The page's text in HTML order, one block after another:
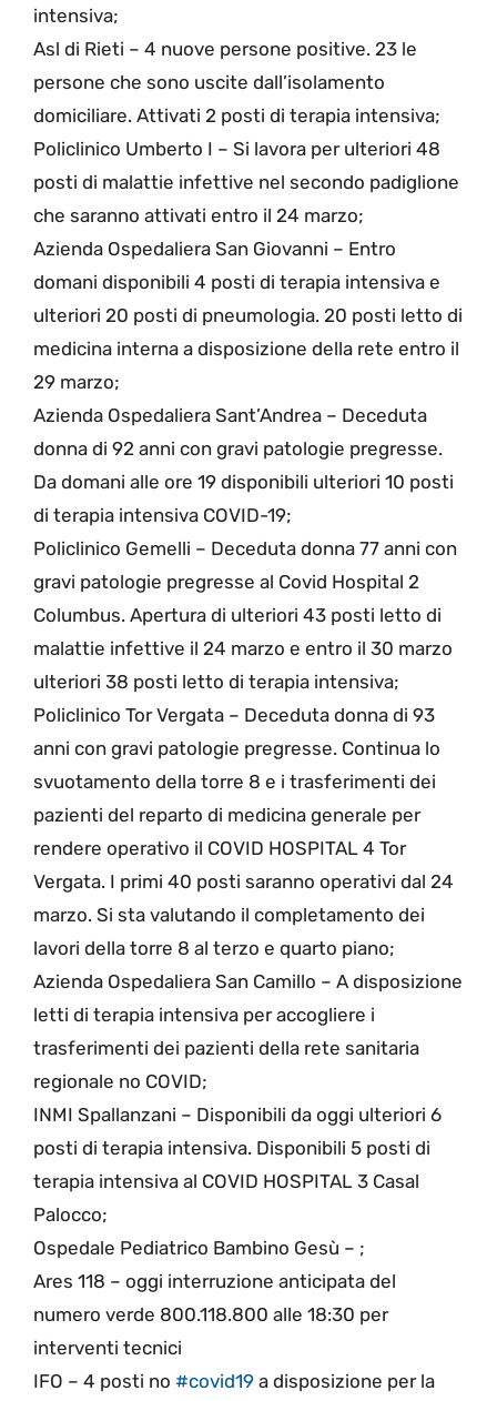
intensiva;
Asl di Rieti – 4 nuove persone positive. 23 le
persone che sono uscite dall’isolamento
domiciliare. Attivati 2 posti di terapia intensiva;
Policlinico Umberto I – Si lavora per ulteriori 48
posti di malattie infettive nel secondo padiglione
che saranno attivati entro il 24 marzo;
Azienda Ospedaliera San Giovanni – Entro
domani disponibili 4 posti di terapia intensiva e
ulteriori 20 posti di pneumologia. 20 posti letto di
medicina interna a disposizione della rete entro il
29 marzo;
Azienda Ospedaliera Sant’Andrea – Deceduta
donna di 92 anni con gravi patologie pregresse.
Da domani alle ore 19 disponibili ulteriori 10 posti
di terapia intensiva COVID-19;
Policlinico Gemelli – Deceduta donna 77 anni con
gravi patologie pregresse al Covid Hospital 2
Columbus. Apertura di ulteriori 43 posti letto di
malattie infettive il 24 marzo e entro il 30 marzo
ulteriori 38 posti letto di terapia intensiva;
Policlinico Tor Vergata – Deceduta donna di 93
anni con gravi patologie pregresse. Continua lo
svuotamento della torre 8 e i trasferimenti dei
pazienti del reparto di medicina generale per
rendere operativo il COVID HOSPITAL 4 Tor
Vergata. I primi 40 posti saranno operativi dal 24
marzo. Si sta valutando il completamento dei
lavori della torre 8 al terzo e quarto piano;
Azienda Ospedaliera San Camillo – A disposizione
letti di terapia intensiva per accogliere i
trasferimenti dei pazienti della rete sanitaria
regionale no COVID;
INMI Spallanzani – Disponibili da oggi ulteriori 6
posti di terapia intensiva. Disponibili 5 posti di
terapia intensiva al COVID HOSPITAL 3 Casal
Palocco;
Ospedale Pediatrico Bambino Gesù – ;
Ares 118 – oggi interruzione anticipata del
numero verde 800.118.800 alle 18:30 per
interventi tecnici
IFO – 4 posti no #covid19 a disposizione per la